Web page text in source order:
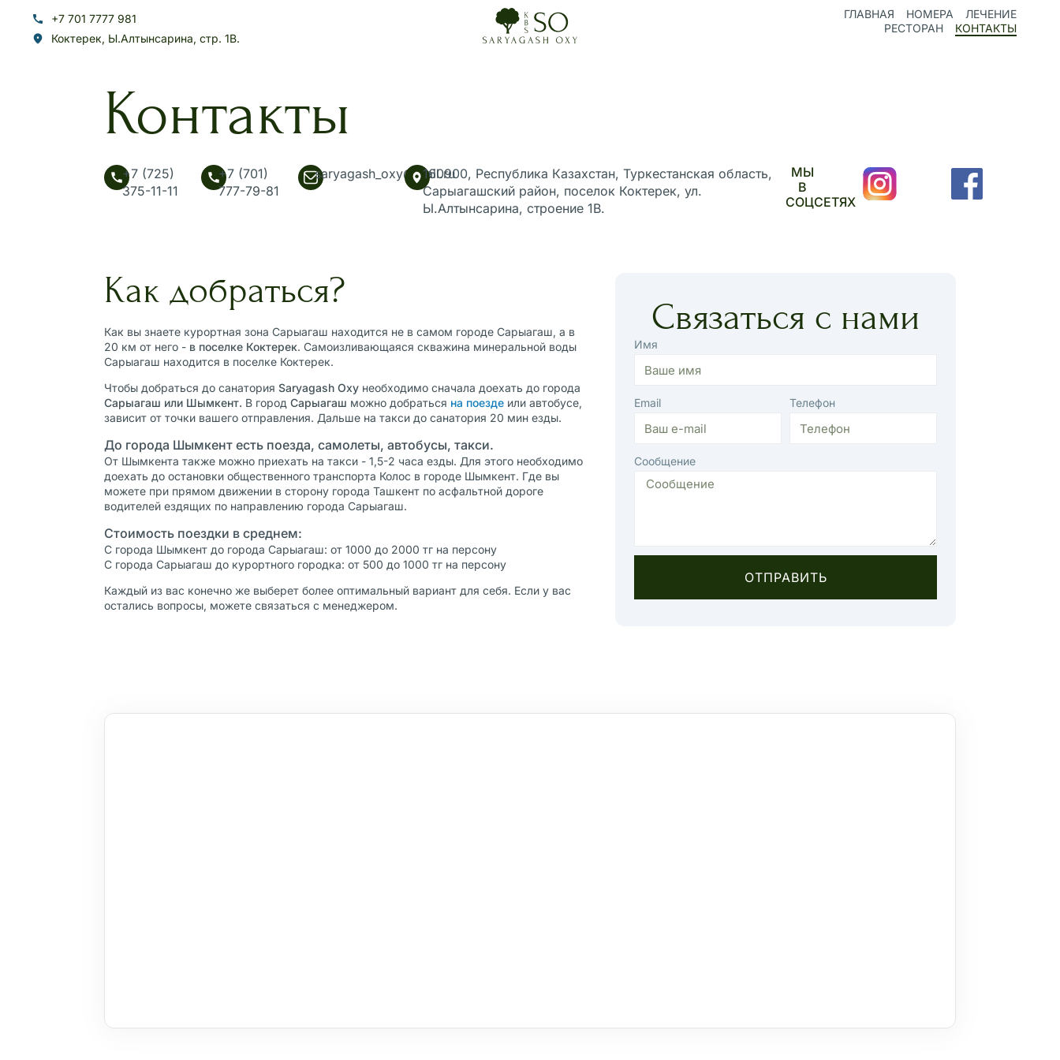
+7 701 7777 981
Коктерек, Ы.Алтынсарина, стр. 1В.
ГЛАВНАЯ НОМЕРА
ЛЕЧЕНИЕ
РЕСТОРАН
КОНТАКТЫ
Контакты
+7 (725)
375-11-11
+7 (701)
777-79-81
saryagash_oxy@mail.ru160900, Республика Казахстан, Туркестанская область,
Сарыагашский район, поселок Коктерек, ул.
Ы.Алтынсарина, строение 1В.
МЫ
В
СОЦСЕТЯХ
Как добраться?
Как вы знаете курортная зона Сарыагаш находится не в самом городе Сарыагаш, а в
20 км от него - в поселке Коктерек. Самоизливающаяся скважина минеральной воды
Сарыагаш находится в поселке Коктерек.
Чтобы добраться до санатория Saryagash Oxy необходимо сначала доехать до города
Сарыагаш или Шымкент. В город Сарыагаш можно добраться на поезде или автобусе,
зависит от точки вашего отправления. Дальше на такси до санатория 20 мин езды.
До города Шымкент есть поезда, самолеты, автобусы, такси.
От Шымкента также можно приехать на такси - 1,5-2 часа езды. Для этого необходимо
доехать до остановки общественного транспорта Колос в городе Шымкент. Где вы
можете при прямом движении в сторону города Ташкент по асфальтной дороге
водителей ездящих по направлению города Сарыагаш.
Стоимость поездки в среднем:
С города Шымкент до города Сарыагаш: от 1000 до 2000 тг на персону
С города Сарыагаш до курортного городка: от 500 до 1000 тг на персону
Каждый из вас конечно же выберет более оптимальный вариант для себя. Если у вас
остались вопросы, можете связаться с менеджером.
Связаться с нами
Имя
Email Телефон
Сообщение
ОТПРАВИТЬ